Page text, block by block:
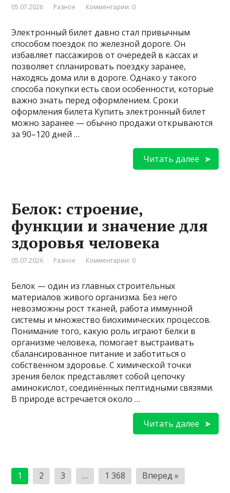
05.07.2026 Разное Комментарии: 0
Электронный билет давно стал привычным
способом поездок по железной дороге. Он
избавляет пассажиров от очередей в кассах и
позволяет спланировать поездку заранее,
находясь дома или в дороге. Однако у такого
способа покупки есть свои особенности, которые
важно знать перед оформлением. Сроки
оформления билета Купить электронный билет
можно заранее — обычно продажи открываются
за 90–120 дней …
Читать далее
Белок: строение,
функции и значение для
здоровья человека
05.07.2026 Разное Комментарии: 0
Белок — один из главных строительных
материалов живого организма. Без него
невозможны рост тканей, работа иммунной
системы и множество биохимических процессов.
Понимание того, какую роль играют белки в
организме человека, помогает выстраивать
сбалансированное питание и заботиться о
собственном здоровье. С химической точки
зрения белок представляет собой цепочку
аминокислот, соединённых пептидными связями.
В природе встречается около …
Читать далее
Пагинация
1 2 3 … 1 368 Вперед »